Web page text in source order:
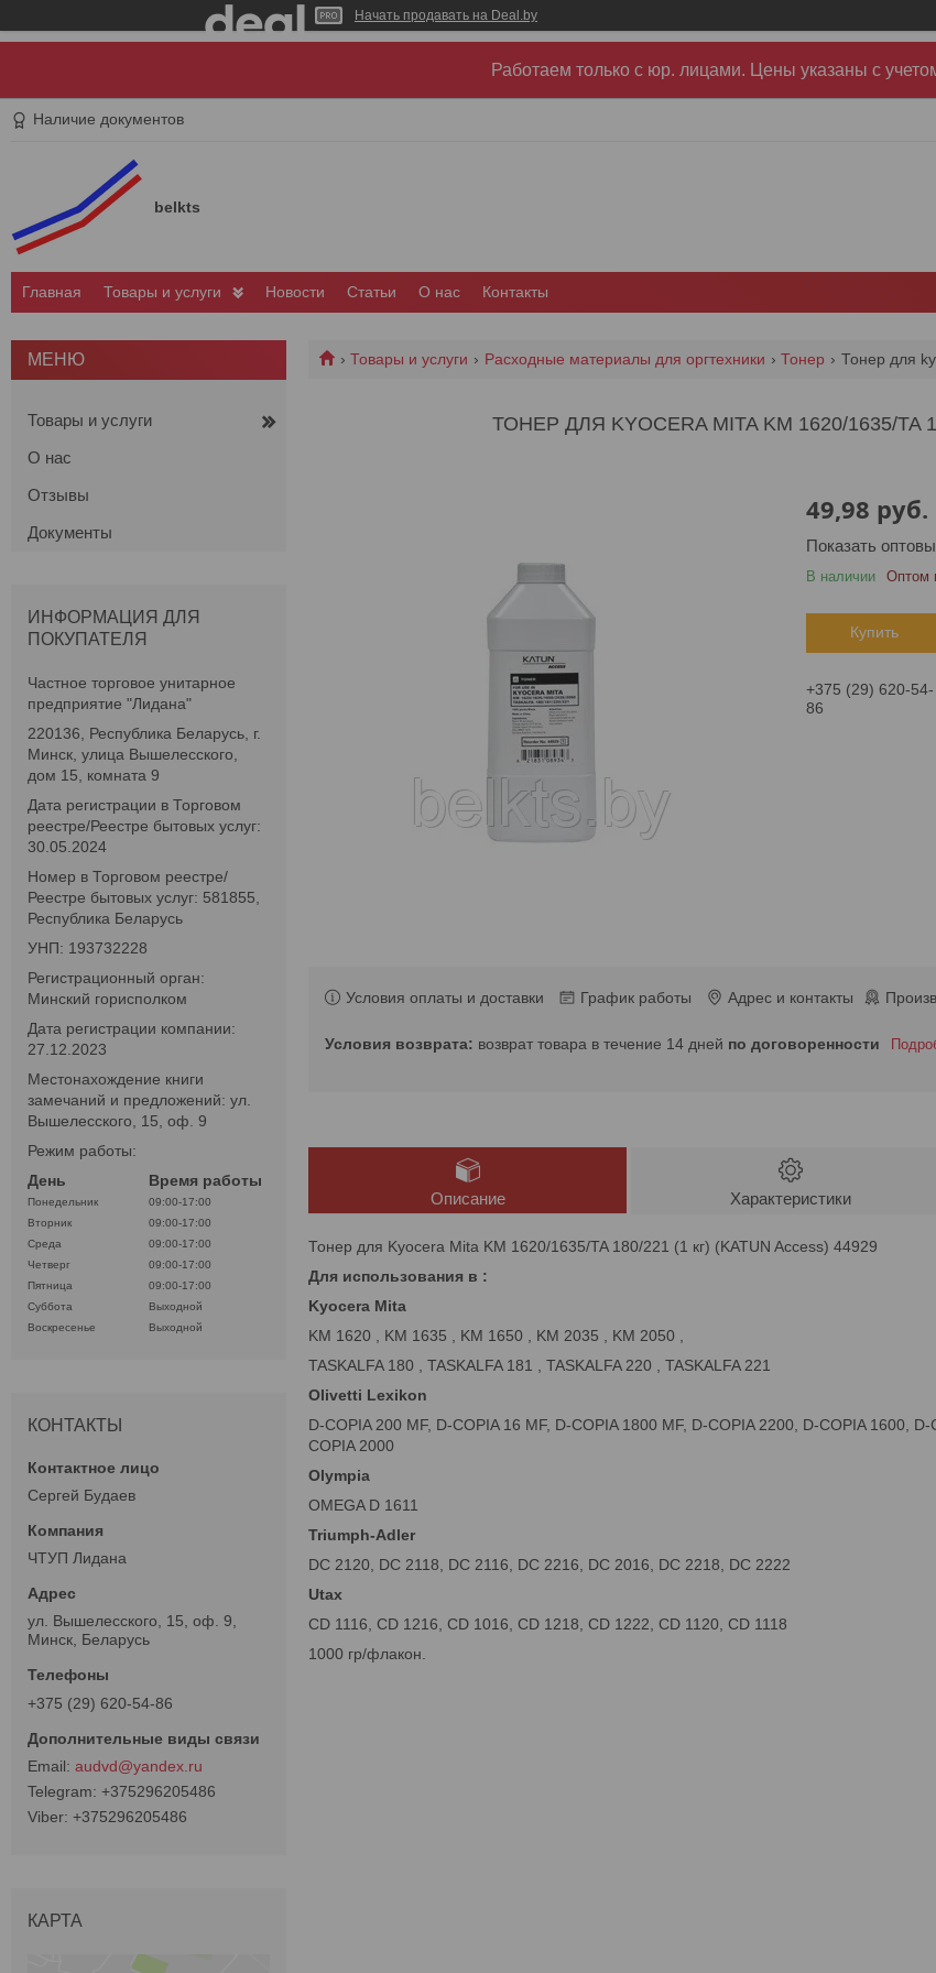
Начать продавать на Deal.by
Работаем только с юр. лицами. Цены указаны c
Наличие документов
belkts
Главная Товары и услуги Новости Статьи О нас Контакты
Товары и услуги Расходные материалы для оргтехники Тонер Тонер для
ТОНЕР ДЛЯ KYOCERA MITA KM 1620/1635/TA
49,98 руб.
Показать
В наличии Оптом
Купить
+375 (29) 620-54-
86
Условия оплаты и доставки График работы Адрес и контакты
возврат товара в течение 14 дней по договоренности
Описание Характеристики
Тонер для Kyocera Mita KM 1620/1635/TA 180/221 (1 кг) (KATUN Access) 44929
Для использования в :
Kyocera Mita
KM 1620 , KM 1635 , KM 1650 , KM 2035 , KM 2050 ,
TASKALFA 180 , TASKALFA 181 , TASKALFA 220 , TASKALFA 221
Olivetti Lexikon
D-COPIA 200 MF, D-COPIA 16 MF, D-COPIA 1800 MF, D-COPIA 2200, D-COPIA 1600,
COPIA 2000
Olympia
OMEGA D 1611
Triumph-Adler
DC 2120, DC 2118, DC 2116, DC 2216, DC 2016, DC 2218, DC 2222
Utax
CD 1116, CD 1216, CD 1016, CD 1218, CD 1222, CD 1120, CD 1118
1000 гр/флакон.
Товары и услуги
О нас
Отзывы
Документы
ИНФОРМАЦИЯ ДЛЯ
ПОКУПАТЕЛЯ
Частное торговое унитарное
предприятие "Лидана"
220136, Республика Беларусь, г.
Минск, улица Вышелесского,
дом 15, комната 9
Дата регистрации в Торговом
реестре/Реестре бытовых услуг:
30.05.2024
Номер в Торговом реестре/
Реестре бытовых услуг: 581855,
Республика Беларусь
УНП: 193732228
Регистрационный орган:
Минский горисполком
Дата регистрации компании:
27.12.2023
Местонахождение книги
замечаний и предложений: ул.
Вышелесского, 15, оф. 9
Режим работы:
День
Время работы
Понедельник
09:00-17:00
Вторник
09:00-17:00
Среда
09:00-17:00
Четверг
09:00-17:00
Пятница
09:00-17:00
Суббота
Выходной
Воскресенье
Выходной
КОНТАКТЫ
Сергей Будаев
ЧТУП Лидана
ул. Вышелесского, 15, оф. 9,
Минск, Беларусь
+375 (29) 620-54-86
audvd@yandex.ru
+375296205486
+375296205486
КАРТА